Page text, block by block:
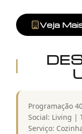
Veja
Programação
Social: Living |
Serviço: